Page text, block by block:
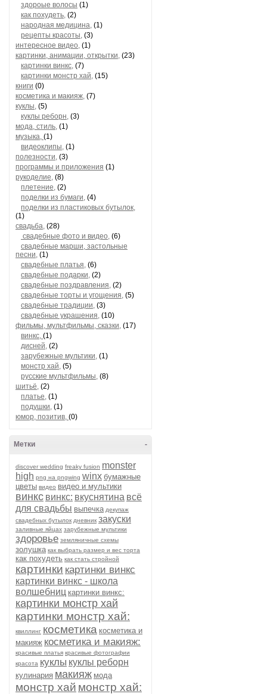
здороые волосы (1)
как похудеть, (2)
народная медицина, (1)
рецепты красоты, (3)
интересное видео, (1)
картинки, анимации, открытки, (23)
картинки винкс, (7)
картинки монстр хай, (15)
книги (0)
косметика и макияж, (7)
куклы, (5)
куклы реборн, (3)
мода, стиль, (1)
музыка, (1)
видеоклипы, (1)
полезности, (3)
программы и приложения (1)
рукоделие, (8)
плетение, (2)
поделки из бумаги, (4)
поделки из пластиковых бутылок,
(1)
свадьба, (28)
свадебные фото и видео, (6)
свадебные марши, застольные
песни, (1)
свадебные платья, (6)
свадебные подарки, (2)
свадебные поздравления, (2)
свадебные торты и угощения, (5)
свадебные традиции, (3)
свадебные украшения, (10)
фильмы, мультфильмы, сказки, (17)
винкс, (1)
дисней, (2)
зарубежные мультики, (1)
монстр хай, (5)
русские мультфильмы, (8)
шитьё, (2)
платье, (1)
подушки, (1)
юмор, позитив, (0)
-
Метки
discover wedding freaky fusion monster
high png на pngwing winx бумажные
цветы видео видео и мультики
винкс винкс: вкуснятина всё
для свадьбы выпечка декупаж
свадебных бутылок дневник закуски
заливные яйцах зарубежные мультики
здоровье земляничные схемы
золушка как выбрать размер и вес торта
как похудеть как стать стройной
картинки картинки винкс
картинки винкс - школа
волшебниц картинки винкс:
картинки монстр хай
картинки монстр хай:
квиллинг косметика косметика и
макияж косметика и макияж:
красивые платья красивые фотографии
красота куклы куклы реборн
кулинария макияж мода
монстр хай монстр хай: